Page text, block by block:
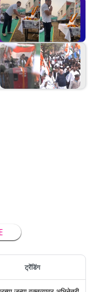
ट्रेंडिंग